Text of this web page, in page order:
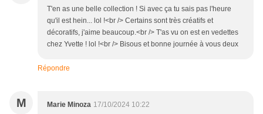
T'en as une belle collection ! Si avec ça tu sais pas l'heure
qu'il est hein... lol !<br /> Certains sont très créatifs et
décoratifs, j'aime beaucoup.<br /> T'as vu on est en vedettes
chez Yvette ! lol !<br /> Bisous et bonne journée à vous deux
Répondre
M Marie Minoza 17/10/2024 10:22